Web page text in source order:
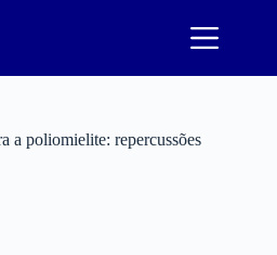
a poliomielite: repercussões